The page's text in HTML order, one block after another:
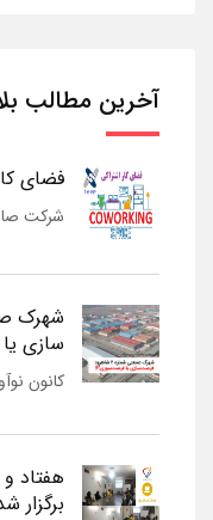
آخرین مطالب
فضای
شرکت
سازی
کانون
هفتاد
برگزار